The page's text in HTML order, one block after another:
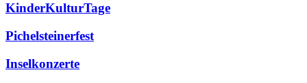
KinderKulturTage
Pichelsteinerfest
Inselkonzerte